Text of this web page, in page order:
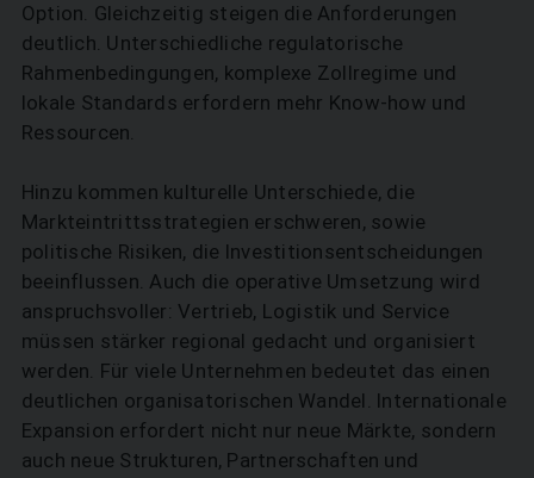
Option. Gleichzeitig steigen die Anforderungen
deutlich. Unterschiedliche regulatorische
Rahmenbedingungen, komplexe Zollregime und
lokale Standards erfordern mehr Know-how und
Ressourcen.
Hinzu kommen kulturelle Unterschiede, die
Markteintrittsstrategien erschweren, sowie
politische Risiken, die Investitionsentscheidungen
beeinflussen. Auch die operative Umsetzung wird
anspruchsvoller: Vertrieb, Logistik und Service
müssen stärker regional gedacht und organisiert
werden. Für viele Unternehmen bedeutet das einen
deutlichen organisatorischen Wandel. Internationale
Expansion erfordert nicht nur neue Märkte, sondern
auch neue Strukturen, Partnerschaften und